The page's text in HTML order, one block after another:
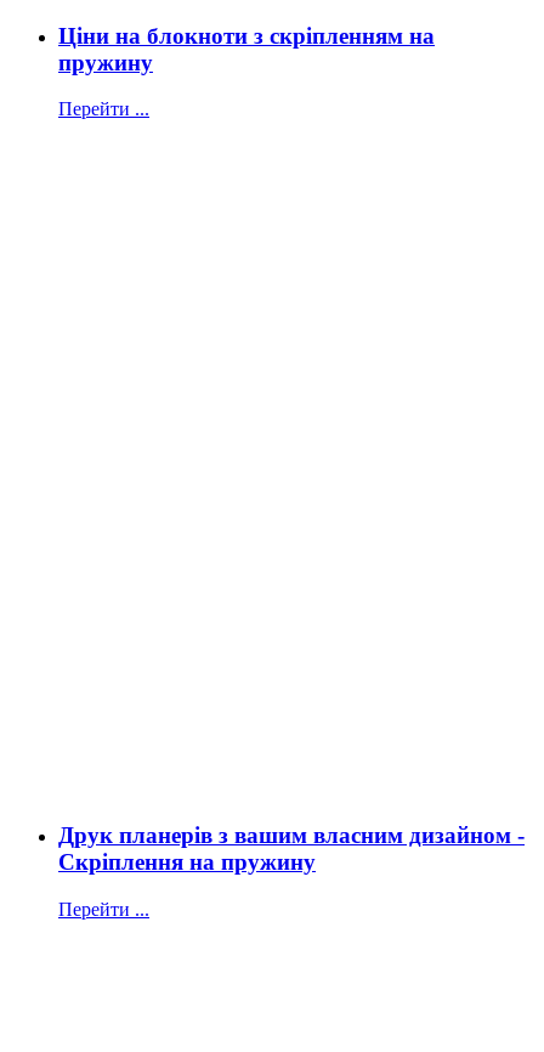
Ціни на блокноти з скріпленням на
пружину
Перейти ...
Друк планерів з вашим власним дизайном -
Скріплення на пружину
Перейти ...